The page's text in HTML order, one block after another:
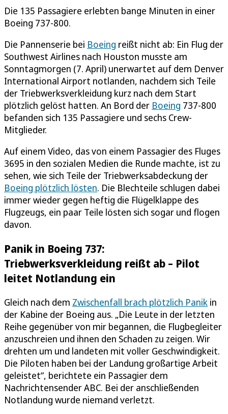
Die 135 Passagiere erlebten bange Minuten in einer
Boeing 737-800.
Die Pannenserie bei Boeing reißt nicht ab: Ein Flug der
Southwest Airlines nach Houston musste am
Sonntagmorgen (7. April) unerwartet auf dem Denver
International Airport notlanden, nachdem sich Teile
der Triebwerksverkleidung kurz nach dem Start
plötzlich gelöst hatten. An Bord der Boeing 737-800
befanden sich 135 Passagiere und sechs Crew-
Mitglieder.
Auf einem Video, das von einem Passagier des Fluges
3695 in den sozialen Medien die Runde machte, ist zu
sehen, wie sich Teile der Triebwerksabdeckung der
Boeing plötzlich lösten. Die Blechteile schlugen dabei
immer wieder gegen heftig die Flügelklappe des
Flugzeugs, ein paar Teile lösten sich sogar und flogen
davon.
Panik in Boeing 737:
Triebwerksverkleidung reißt ab – Pilot
leitet Notlandung ein
Gleich nach dem Zwischenfall brach plötzlich Panik in
der Kabine der Boeing aus. „Die Leute in der letzten
Reihe gegenüber von mir begannen, die Flugbegleiter
anzuschreien und ihnen den Schaden zu zeigen. Wir
drehten um und landeten mit voller Geschwindigkeit.
Die Piloten haben bei der Landung großartige Arbeit
geleistet“, berichtete ein Passagier dem
Nachrichtensender ABC. Bei der anschließenden
Notlandung wurde niemand verletzt.